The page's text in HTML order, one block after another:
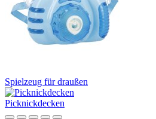
Spielzeug für draußen
Picknickdecken